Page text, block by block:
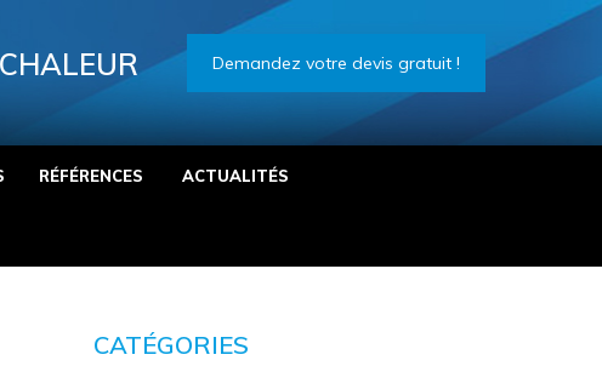
Demandez votre devis gratuit !
RÉFÉRENCES ACTUALITÉS
CATÉGORIES